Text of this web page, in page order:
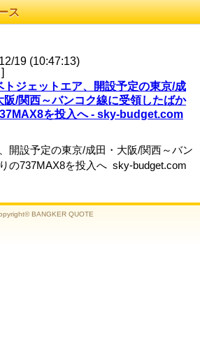
ス
19 (10:47:13)
トジェットエア、開設予定の東京/成
阪/関西～バンコク線に受領したばか
を投入へ - sky-budget.com
開設予定の東京/成田・大阪/関西～バン
の737MAX8を投入へ sky-budget.com
BANGKER QUOTE